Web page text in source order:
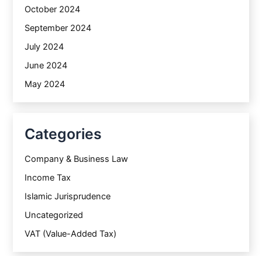
October 2024
September 2024
July 2024
June 2024
May 2024
Categories
Company & Business Law
Income Tax
Islamic Jurisprudence
Uncategorized
VAT (Value-Added Tax)